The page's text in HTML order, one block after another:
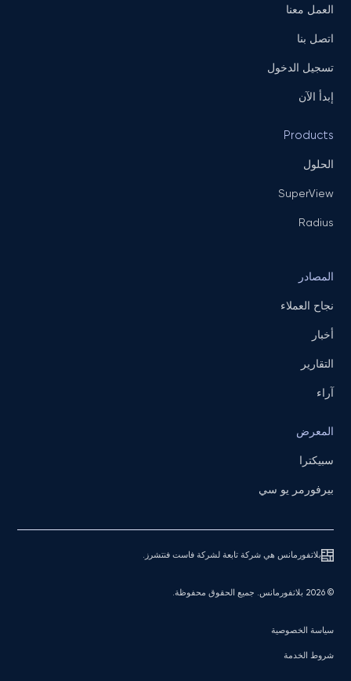
العمل معنا
اتصل بنا
تسجيل الدخول
إبدأ الآن
Products
الحلول
SuperView
Radius
المصادر
نجاح العملاء
أخبار
التقارير
آراء
المعرض
سبيكترا
بيرفورمر يو سي
بلاتفورمانس هي شركة تابعة لشركة فاست فنتشرز.
© 2026 بلاتفورمانس. جميع الحقوق محفوظة.
سياسة الخصوصية
شروط الخدمة